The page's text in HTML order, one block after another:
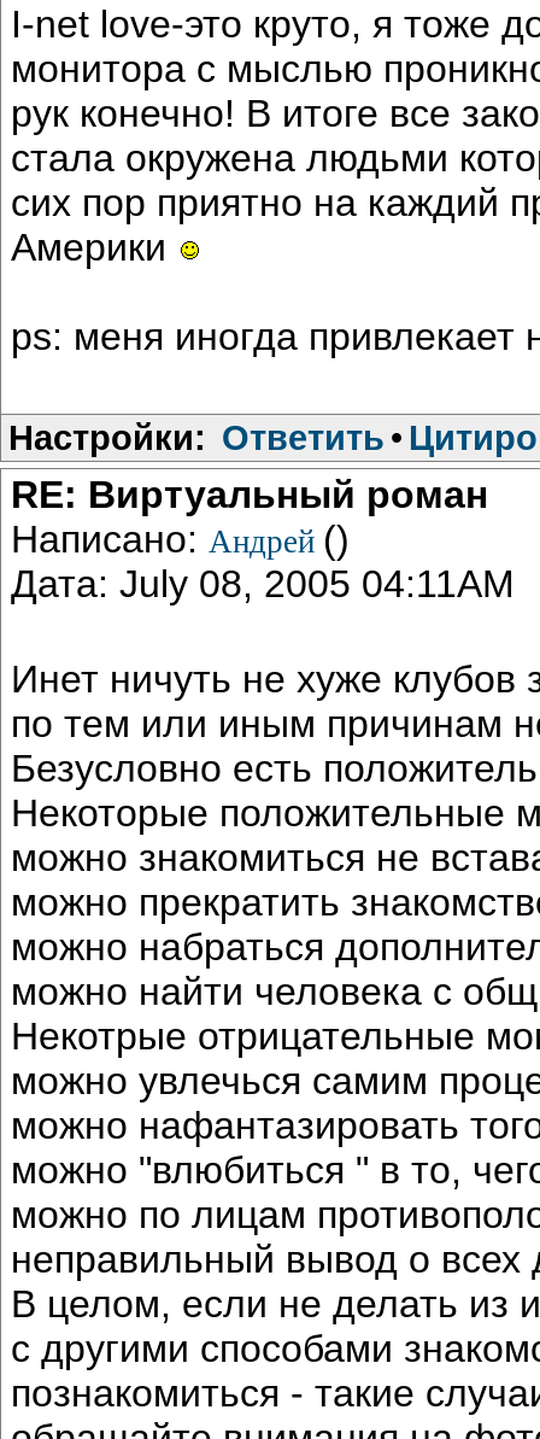
I-net love-это круто, я тоже
монитора с мыслью
рук конечно! В итоге все
стала окружена людьми
сих пор приятно на каждий
Америки
ps: меня иногда привлекает
Настройки: Ответить •
RE: Виртуальный роман
Написано: Андрей ()
Дата: July 08, 2005 04:11AM
Инет ничуть не хуже
по тем или иным причинам
Безусловно есть
Некоторые положительные
можно знакомиться не
можно прекратить
можно набраться
можно найти человека с
Некотрые отрицательные
можно увлечься самим
можно нафантазировать
можно "влюбиться " в то,
можно по лицам
неправильный вывод о всех
В целом, если не делать из
с другими способами
познакомиться - такие